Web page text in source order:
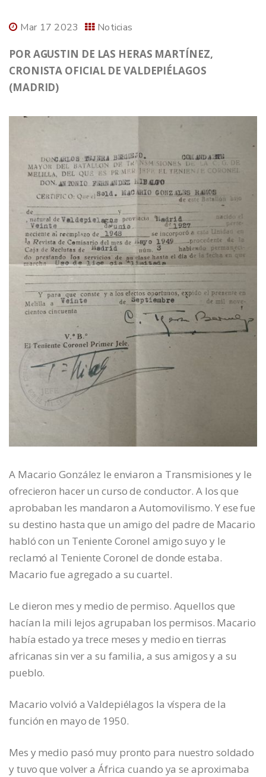
Mar 17 2023 Noticias
POR AGUSTIN DE LAS HERAS MARTÍNEZ,
CRONISTA OFICIAL DE VALDEPIÉLAGOS
(MADRID)
A Macario González le enviaron a Transmisiones y le
ofrecieron hacer un curso de conductor. A los que
aprobaban les mandaron a Automovilismo. Y ese fue
su destino hasta que un amigo del padre de Macario
habló con un Teniente Coronel amigo suyo y le
reclamó al Teniente Coronel de donde estaba.
Macario fue agregado a su cuartel.
Le dieron mes y medio de permiso. Aquellos que
hacían la mili lejos agrupaban los permisos. Macario
había estado ya trece meses y medio en tierras
africanas sin ver a su familia, a sus amigos y a su
pueblo.
Macario volvió a Valdepiélagos la víspera de la
función en mayo de 1950.
Mes y medio pasó muy pronto para nuestro soldado
y tuvo que volver a África cuando ya se aproximaba